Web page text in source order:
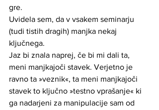
gre.
Uvidela sem, da v vsakem seminarju
(tudi tistih dragih) manjka nekaj
ključnega.
Jaz bi znala naprej, če bi mi dali ta,
meni manjkajoči stavek. Verjetno je
ravno ta »veznik«, ta meni manjkajoči
stavek to ključno »testno vprašanje« ki
ga nadarjeni za manipulacije sam od